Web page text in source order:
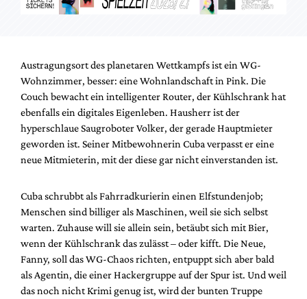
Austragungsort des planetaren Wettkampfs ist ein WG-
Wohnzimmer, besser: eine Wohnlandschaft in Pink. Die
Couch bewacht ein intelligenter Router, der Kühlschrank hat
ebenfalls ein digitales Eigenleben. Hausherr ist der
hyperschlaue Saugroboter Volker, der gerade Hauptmieter
geworden ist. Seiner Mitbewohnerin Cuba verpasst er eine
neue Mitmieterin, mit der diese gar nicht einverstanden ist.
Cuba schrubbt als Fahrradkurierin einen Elfstundenjob;
Menschen sind billiger als Maschinen, weil sie sich selbst
warten. Zuhause will sie allein sein, betäubt sich mit Bier,
wenn der Kühlschrank das zulässt – oder kifft. Die Neue,
Fanny, soll das WG-Chaos richten, entpuppt sich aber bald
als Agentin, die einer Hackergruppe auf der Spur ist. Und weil
das noch nicht Krimi genug ist, wird der bunten Truppe